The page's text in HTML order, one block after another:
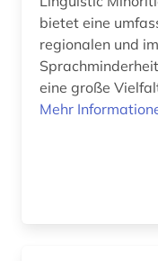
bietet eine
regionalen und
eine große
Mehr